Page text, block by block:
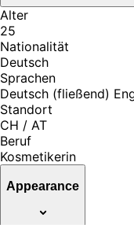
Alter
25
Nationalität
Deutsch
Sprachen
Deutsch (fließend)
Standort
CH / AT
Beruf
Kosmetikerin
Appearance